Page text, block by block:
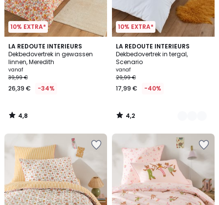
10% EXTRA*
LA REDOUTE INTERIEURS
Dekbedovertrek in gewassen
linnen, Meredith
vanaf
39,99 €
26,39 € -34%
4,8
/ 5
4,8
/
10% EXTRA*
LA REDOUTE INTERIEURS
Dekbedovertrek in tergal,
Scenario
vanaf
29,99 €
17,99 € -40%
4,2
/ 5
15
Kleuren
4,2
/